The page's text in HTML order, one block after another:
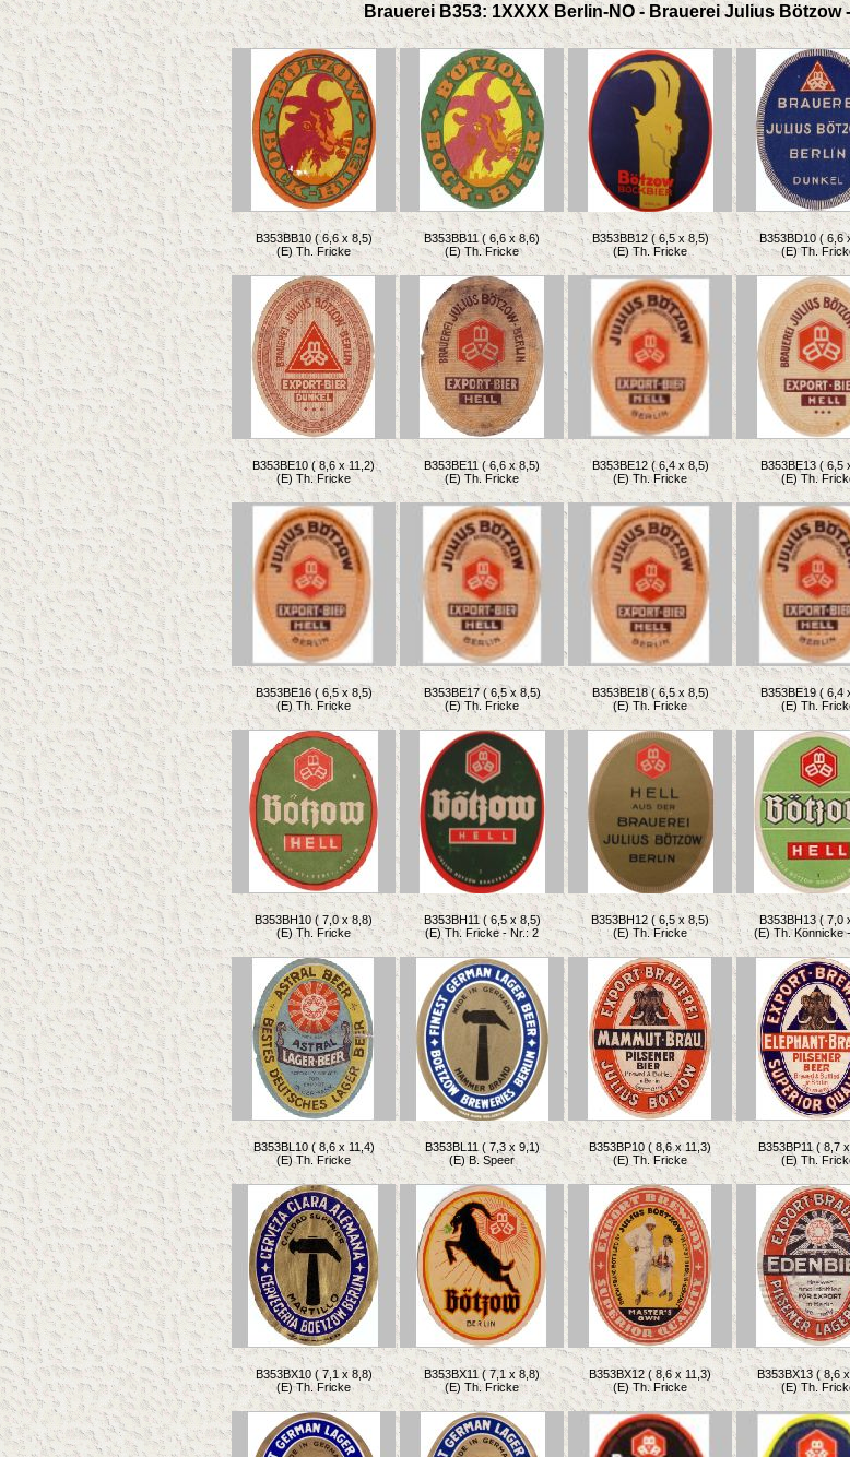
Brauerei B353: 1XXXX Berlin-NO - Brauerei Julius Bötzow
B353BB10 ( 6,6 x 8,5)
(E) Th. Fricke
B353BB11 ( 6,6 x 8,6)
(E) Th. Fricke
B353BB12 ( 6,5 x 8,5)
(E) Th. Fricke
B353BD10 ( 6,6
(E) Th.
B353BE10 ( 8,6 x 11,2)
(E) Th. Fricke
B353BE11 ( 6,6 x 8,5)
(E) Th. Fricke
B353BE12 ( 6,4 x 8,5)
(E) Th. Fricke
B353BE13 ( 6,5
(E) Th.
B353BE16 ( 6,5 x 8,5)
(E) Th. Fricke
B353BE17 ( 6,5 x 8,5)
(E) Th. Fricke
B353BE18 ( 6,5 x 8,5)
(E) Th. Fricke
B353BE19 ( 6,4
(E) Th.
B353BH10 ( 7,0 x 8,8)
(E) Th. Fricke
B353BH11 ( 6,5 x 8,5)
(E) Th. Fricke - Nr.: 2
B353BH12 ( 6,5 x 8,5)
(E) Th. Fricke
B353BH13 ( 7,0
(E) Th. Könnicke
B353BL10 ( 8,6 x 11,4)
(E) Th. Fricke
B353BL11 ( 7,3 x 9,1)
(E) B. Speer
B353BP10 ( 8,6 x 11,3)
(E) Th. Fricke
B353BP11 ( 8,7
(E) Th.
B353BX10 ( 7,1 x 8,8)
(E) Th. Fricke
B353BX11 ( 7,1 x 8,8)
(E) Th. Fricke
B353BX12 ( 8,6 x 11,3)
(E) Th. Fricke
B353BX13 ( 8,6
(E) Th.